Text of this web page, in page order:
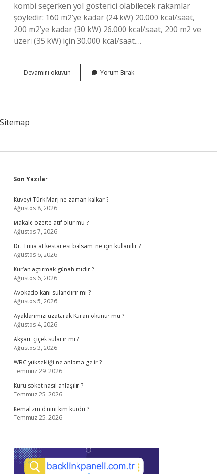
kombi seçerken yol gösterici olabilecek rakamlar
şöyledir: 160 m2’ye kadar (24 kW) 20.000 kcal/saat,
200 m2’ye kadar (30 kW) 26.000 kcal/saat, 200 m2 ve
üzeri (35 kW) için 30.000 kcal/saat.…
Devamını okuyun
Kw
Yorum Bırak
Sitemap
Sidebar
Son Yazılar
Kuveyt Türk Marj ne zaman kalkar ?
Ağustos 8, 2026
Makale özette atıf olur mu ?
Ağustos 7, 2026
Dr. Tuna at kestanesi balsamı ne için kullanılır ?
Ağustos 6, 2026
Kur’an açtırmak günah mıdır ?
Ağustos 6, 2026
Avokado kanı sulandırır mı ?
Ağustos 5, 2026
Ayaklarımızı uzatarak Kuran okunur mu ?
Ağustos 4, 2026
Akşam çiçek sulanır mı ?
Ağustos 3, 2026
WBC yüksekliği ne anlama gelir ?
Temmuz 29, 2026
Kuru soket nasıl anlaşılır ?
Temmuz 25, 2026
Kemalizm dinini kim kurdu ?
Temmuz 25, 2026